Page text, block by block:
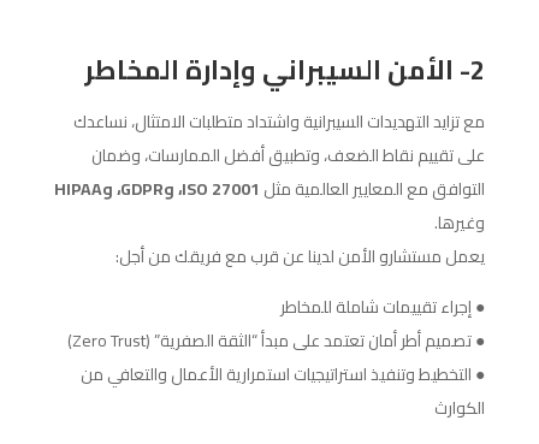
2- الأمن السيبراني وإدارة المخاطر
مع تزايد التهديدات السيبرانية واشتداد متطلبات الامتثال، نساعدك
على تقييم نقاط الضعف، وتطبيق أفضل الممارسات، وضمان
التوافق مع المعايير العالمية مثل ISO 27001، وGDPR، وHIPAA
وغيرها.
يعمل مستشارو الأمن لدينا عن قرب مع فريقك من أجل:
● إجراء تقييمات شاملة للمخاطر
● تصميم أطر أمان تعتمد على مبدأ “الثقة الصفرية” (Zero Trust)
● التخطيط وتنفيذ استراتيجيات استمرارية الأعمال والتعافي من
الكوارث